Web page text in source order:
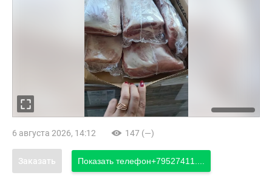
6 августа 2026, 14:12 147 (—)
Заказать Показать телефон+79527411....